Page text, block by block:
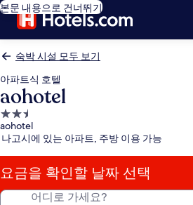
본문 내용으로 건너뛰기
숙박 시설 모두 보기
아파트식 호텔
aohotel
2.5
성
급
숙
박
시
aohotel
나고시에 있는 아파트, 주방 이용 가능
요금을 확인할 날짜 선택
어디로 가세요?